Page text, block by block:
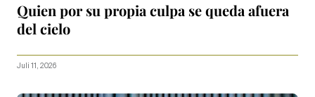
Quien por su propia culpa se queda afuera
del cielo
Juli 11, 2026